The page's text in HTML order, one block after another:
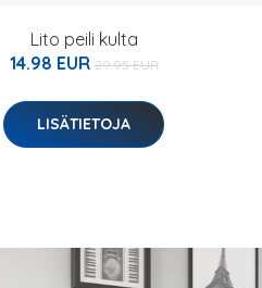
Lito peili kulta
14.98 EUR 29.95 EUR
LISÄTIETOJA